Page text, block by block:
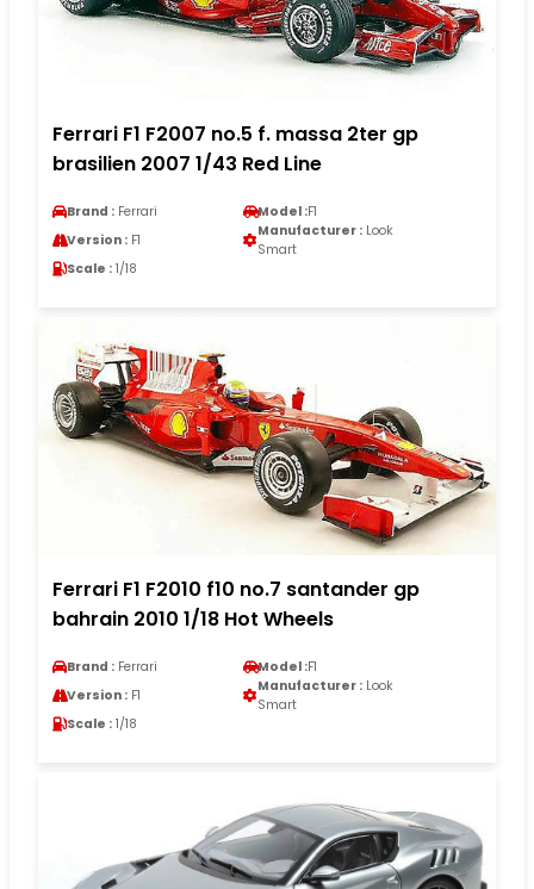
Ferrari F1 F2007 no.5 f. massa 2ter gp
brasilien 2007 1/43 Red Line
Brand : Ferrari Model :F1
Version : F1
Manufacturer : Look
Smart
Scale : 1/18
Ferrari F1 F2010 f10 no.7 santander gp
bahrain 2010 1/18 Hot Wheels
Brand : Ferrari Model :F1
Version : F1
Manufacturer : Look
Smart
Scale : 1/18